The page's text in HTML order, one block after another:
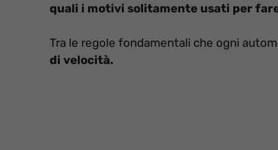
quali i motivi solitamente usati per
Tra le regole fondamentali che ogni
di velocità.